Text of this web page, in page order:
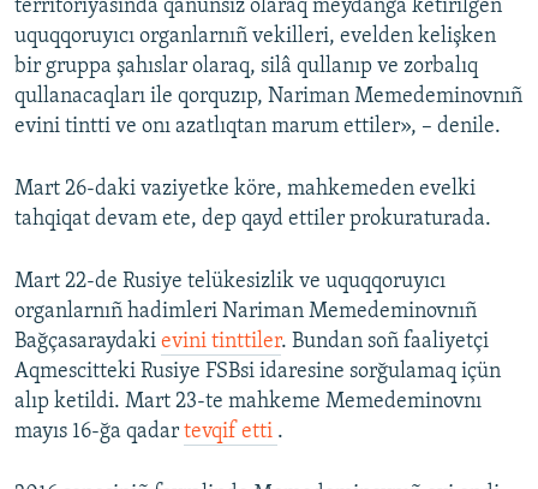
territoriyasında qanunsız olaraq meydanğa ketirilgen
uquqqoruyıcı organlarnıñ vekilleri, evelden kelişken
bir gruppa şahıslar olaraq, silâ qullanıp ve zorbalıq
qullanacaqları ile qorquzıp, Nariman Memedeminovnıñ
evini tintti ve onı azatlıqtan marum ettiler», – denile.
Mart 26-daki vaziyetke köre, mahkemeden evelki
tahqiqat devam ete, dep qayd ettiler prokuraturada.
Mart 22-de Rusiye telükesizlik ve uquqqoruyıcı
organlarnıñ hadimleri Nariman Memedeminovnıñ
Bağçasaraydaki evini tinttiler. Bundan soñ faaliyetçi
Aqmescitteki Rusiye FSBsi idaresine sorğulamaq içün
alıp ketildi. Mart 23-te mahkeme Memedeminovnı
mayıs 16-ğa qadar tevqif etti .